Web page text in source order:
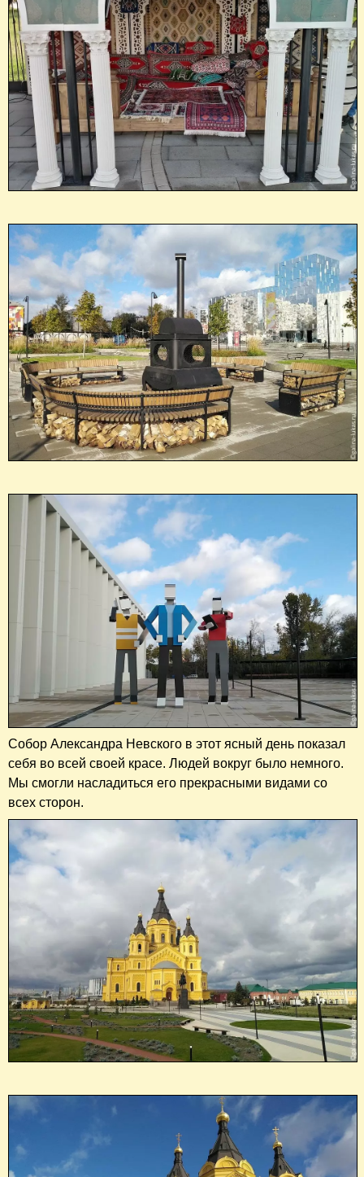
Собор Александра Невского в этот ясный день показал
себя во всей своей красе. Людей вокруг было немного.
Мы смогли насладиться его прекрасными видами со
всех сторон.